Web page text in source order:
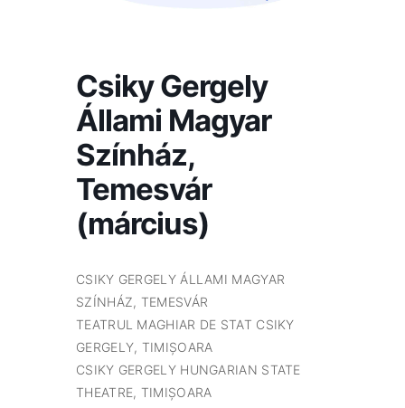
Csiky Gergely
Állami Magyar
Színház,
Temesvár
(március)
CSIKY GERGELY ÁLLAMI MAGYAR
SZÍNHÁZ, TEMESVÁR
TEATRUL MAGHIAR DE STAT CSIKY
GERGELY, TIMIȘOARA
CSIKY GERGELY HUNGARIAN STATE
THEATRE, TIMIȘOARA